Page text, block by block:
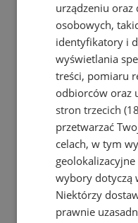
urządzeniu oraz
osobowych,
identyfikatory i
wyświetlania
treści, pomiaru
odbiorców oraz
stron trzecich
przetwarzać
celach, w tym
wybory dotyczą
Niektórzy
prawnie